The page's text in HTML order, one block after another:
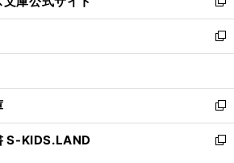
ウ
で
開
ィ
ン
ド
ウ
開
く
い
ウ
ィ
ン
ウ
で
開
く
新
し
い
ウ
ン
ド
ウ
で
新
し
ウ
ィ
ン
ド
新
し
い
S-KIDS.LAND
新